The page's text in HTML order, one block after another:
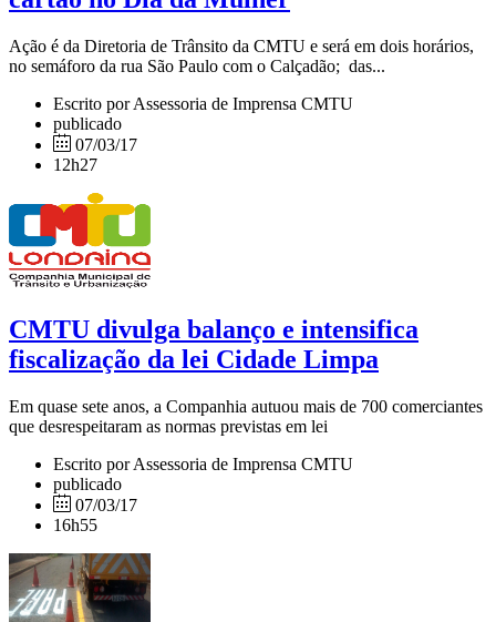
Ação é da Diretoria de Trânsito da CMTU e será em dois horários,
no semáforo da rua São Paulo com o Calçadão; das...
Escrito por Assessoria de Imprensa CMTU
publicado
07/03/17
12h27
CMTU divulga balanço e intensifica
fiscalização da lei Cidade Limpa
Em quase sete anos, a Companhia autuou mais de 700 comerciantes
que desrespeitaram as normas previstas em lei
Escrito por Assessoria de Imprensa CMTU
publicado
07/03/17
16h55